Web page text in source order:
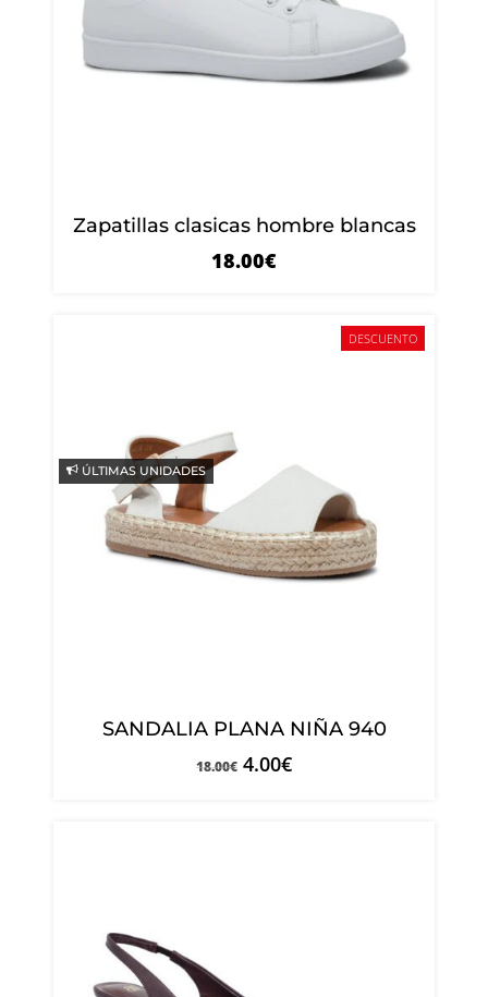
Zapatillas clasicas hombre blancas
18.00€
ÚLTIMAS UNIDADES
DESCUENTO
SANDALIA PLANA NIÑA 940
18.00€ 4.00€